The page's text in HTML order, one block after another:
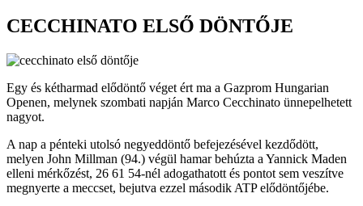
CECCHINATO ELSŐ DÖNTŐJE
Egy és kétharmad elődöntő véget ért ma a Gazprom Hungarian
Openen, melynek szombati napján Marco Cecchinato ünnepelhetett
nagyot.
A nap a pénteki utolsó negyeddöntő befejezésével kezdődött,
melyen John Millman (94.) végül hamar behúzta a Yannick Maden
elleni mérkőzést, 26 61 54-nél adogathatott és pontot sem veszítve
megnyerte a meccset, bejutva ezzel második ATP elődöntőjébe.